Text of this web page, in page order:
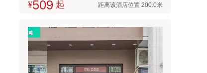
¥ 起 距离该酒店位置 200.0米